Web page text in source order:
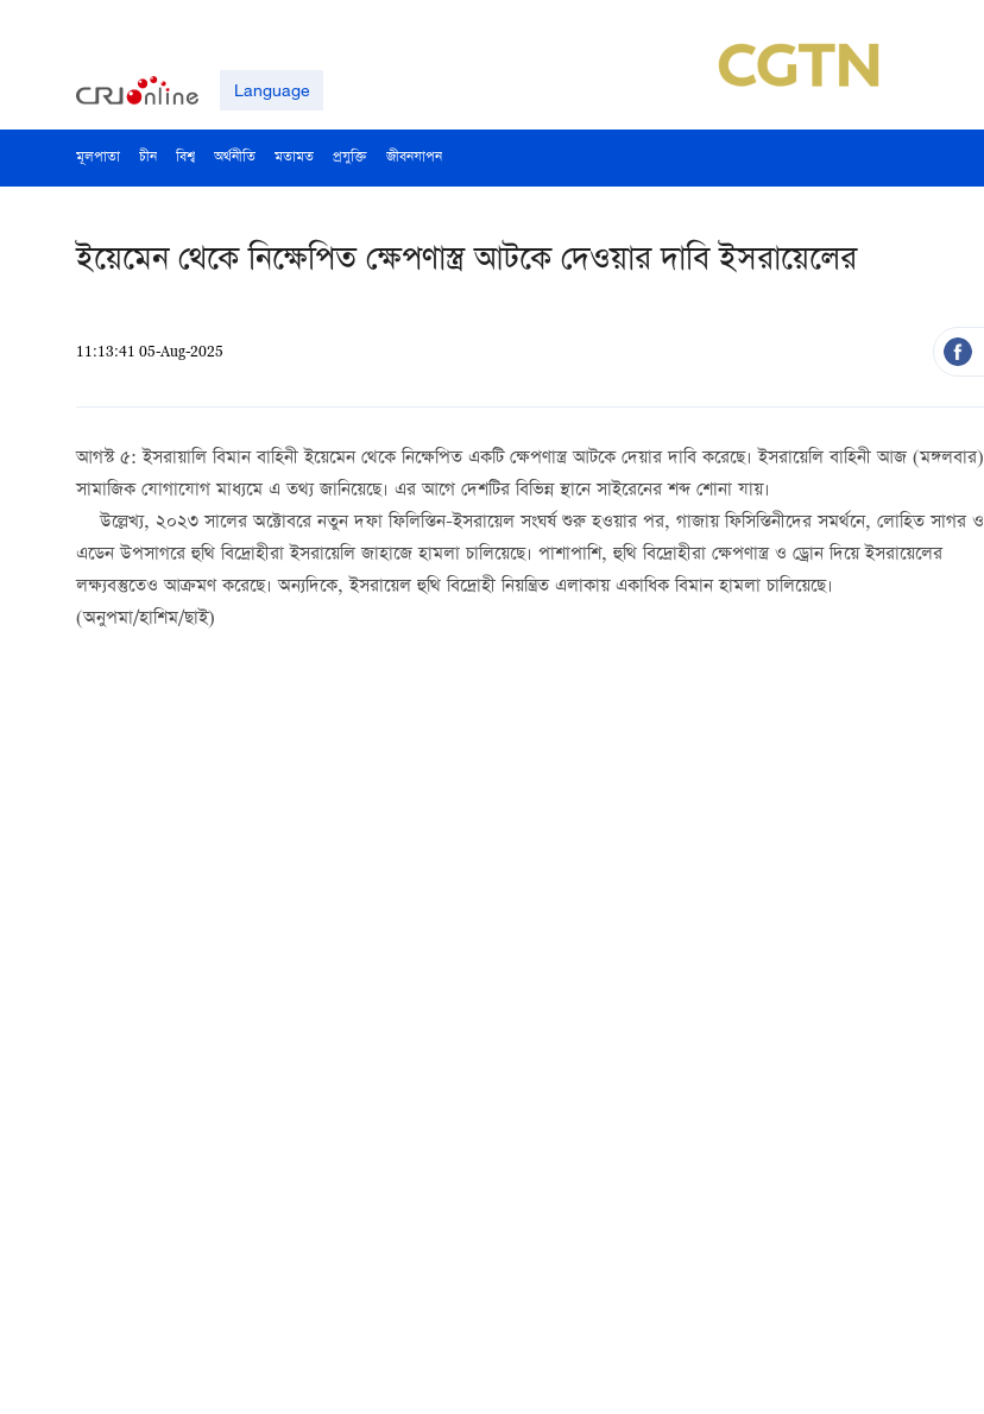
Language
মূলপাতা চীন বিশ্ব অর্থনীতি মতামত প্রযুক্তি জীবনযাপন
ইয়েমেন থেকে নিক্ষেপিত ক্ষেপণাস্ত্র আটকে দেওয়ার দাবি ইসরায়েলের
11:13:41 05-Aug-2025
আগস্ট ৫: ইসরায়ালি বিমান বাহিনী ইয়েমেন থেকে নিক্ষেপিত একটি ক্ষেপণাস্ত্র আটকে দেয়ার দাবি করেছে। ইসরায়েলি বাহিনী আজ (মঙ্গলবার)
সামাজিক যোগাযোগ মাধ্যমে এ তথ্য জানিয়েছে। এর আগে দেশটির বিভিন্ন স্থানে সাইরেনের শব্দ শোনা যায়।
উল্লেখ্য, ২০২৩ সালের অক্টোবরে নতুন দফা ফিলিস্তিন-ইসরায়েল সংঘর্ষ শুরু হওয়ার পর, গাজায় ফিসিস্তিনীদের সমর্থনে, লোহিত সাগর ও
এডেন উপসাগরে হুথি বিদ্রোহীরা ইসরায়েলি জাহাজে হামলা চালিয়েছে। পাশাপাশি, হুথি বিদ্রোহীরা ক্ষেপণাস্ত্র ও ড্রোন দিয়ে ইসরায়েলের
লক্ষ্যবস্তুতেও আক্রমণ করেছে। অন্যদিকে, ইসরায়েল হুথি বিদ্রোহী নিয়ন্ত্রিত এলাকায় একাধিক বিমান হামলা চালিয়েছে।
(অনুপমা/হাশিম/ছাই)